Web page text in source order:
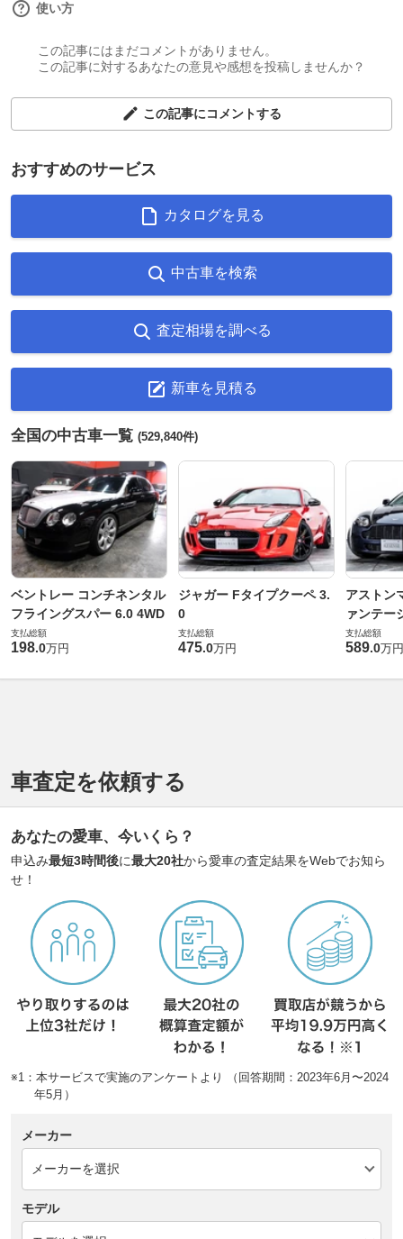
使い方
この記事にはまだコメントがありません。
この記事に対するあなたの意見や感想を投稿しませんか？
この記事にコメントする
おすすめのサービス
カタログを見る
中古車を検索
査定相場を調べる
新車を見積る
全国の中古車一覧 (529,840件)
ベントレー コンチネンタル
フライングスパー 6.0 4WD
支払総額
198.0万円
ジャガー Fタイプクーペ 3.
0
支払総額
475.0万円
アストン
ァンテー
支払総額
589.0万円
車査定を依頼する
あなたの愛車、今いくら？
申込み最短3時間後に最大20社から愛車の査定結果をWebでお知ら
せ！
※1：本サービスで実施のアンケートより （回答期間：2023年6月〜2024
年5月）
メーカー
モデル